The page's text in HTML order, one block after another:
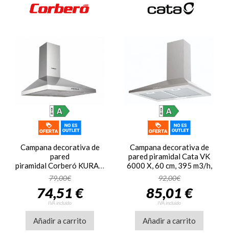
Campana decorativa de
pared
piramidal Corberó KURAMATHI400FNX,
60 cm, 409 m3/h, clase
A, 3 velocidades, 55dB,
filtro aluminio, 1 luz LED,
acero inox
79,00€
74,51 €
IVA incluido
Añadir a carrito
Campana decorativa de
pared piramidal Cata VK
6000 X, 60 cm, 395 m3/h,
clase A, 3 velocidades,
67dB, luz LED, inox
92,00€
85,01 €
IVA incluido
Añadir a carrito